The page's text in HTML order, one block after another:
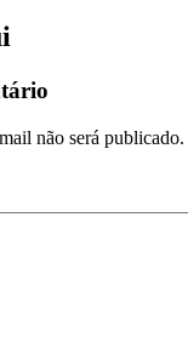
não será publicado.